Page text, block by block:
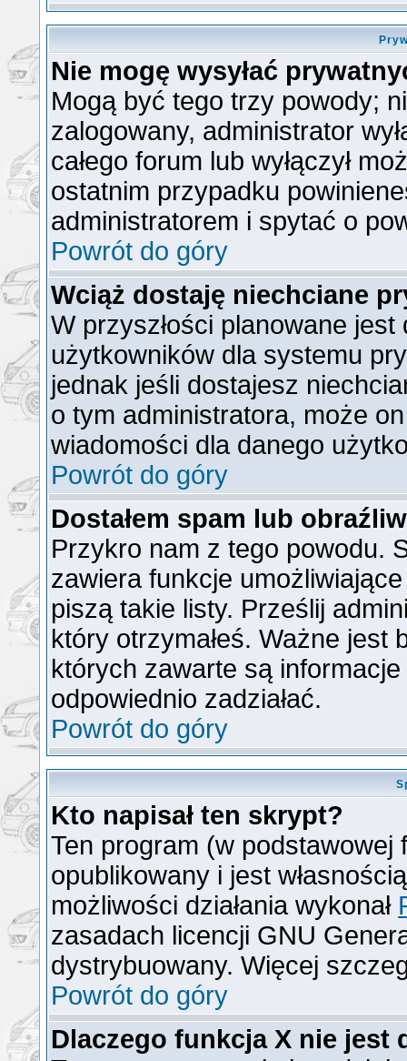
Nie mogę wysyłać
Mogą być tego trzy powody;
zalogowany, administrator
całego forum lub wyłączył
ostatnim przypadku
administratorem i spytać o
Powrót do góry
Wciąż dostaję niechciane
W przyszłości planowane
użytkowników dla systemu
jednak jeśli dostajesz
o tym administratora, może
wiadomości dla danego
Powrót do góry
Dostałem spam lub
Przykro nam z tego powodu.
zawiera funkcje
piszą takie listy. Prześlij
który otrzymałeś. Ważne jest
których zawarte są
odpowiednio zadziałać.
Powrót do góry
Kto napisał ten skrypt?
Ten program (w podstawowej
opublikowany i jest
możliwości działania wykonał
zasadach licencji GNU
dystrybuowany. Więcej
Powrót do góry
Dlaczego funkcja X nie jest